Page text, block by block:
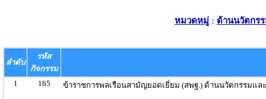
หมวดหมู่ : ด้านนวัตกรร
ลำดับ
รหัส
กิจกรรม
1
165 ข้าราชการพลเรือนสามัญยอดเยี่ยม (สพฐ.) ด้านนวัตกรรมแล